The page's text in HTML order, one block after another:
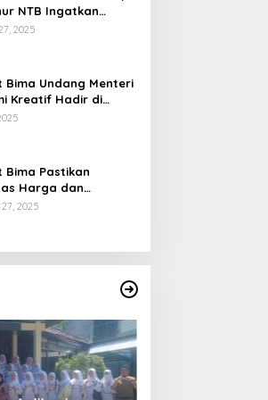
NTB Ingatkan
Ekonomi Syariah
2025
Bima Undang Menteri
Kreatif Hadir di
Bima Pastikan
Harga dan
Pangan
2025